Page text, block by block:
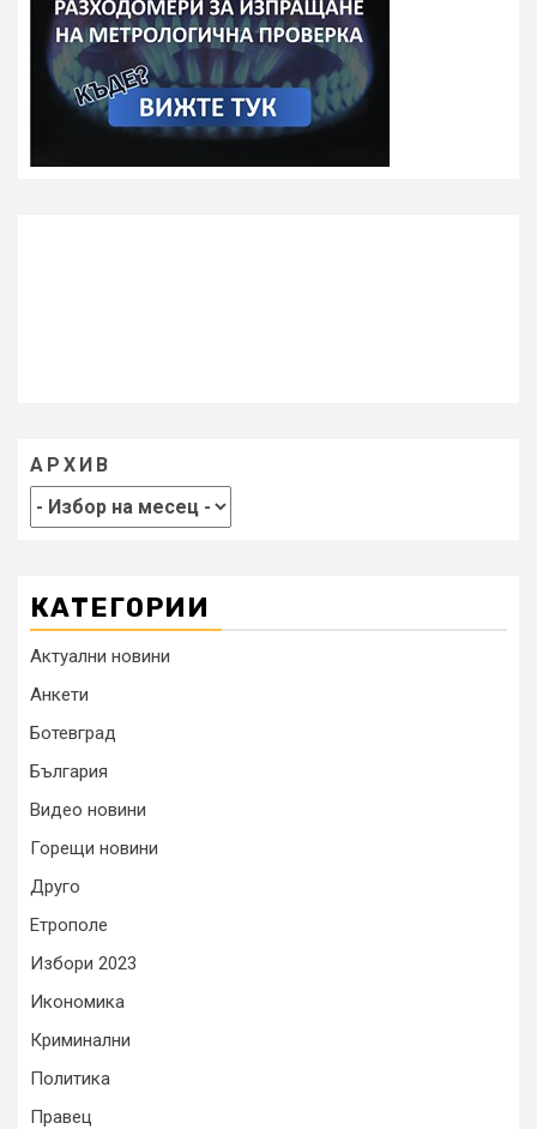
АРХИВ
КАТЕГОРИИ
Актуални новини
Анкети
Ботевград
България
Видео новини
Горещи новини
Друго
Етрополе
Избори 2023
Икономика
Криминални
Политика
Правец